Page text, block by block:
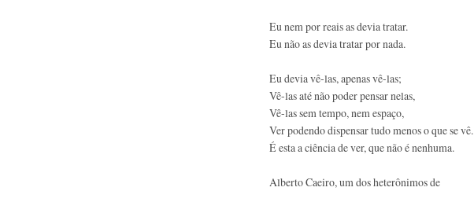
Eu nem por reais as devia tratar.
Eu não as devia tratar por nada.
Eu devia vê-las, apenas vê-las;
Vê-las até não poder pensar nelas,
Vê-las sem tempo, nem espaço,
Ver podendo dispensar tudo menos o que se vê.
É esta a ciência de ver, que não é nenhuma.
Alberto Caeiro, um dos heterônimos de